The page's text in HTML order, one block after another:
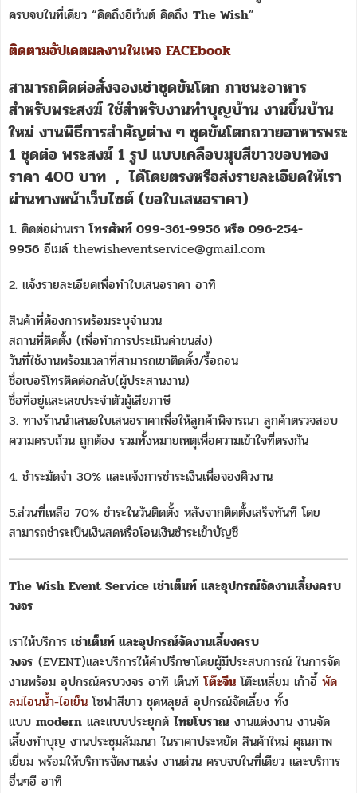
ครบจบในที่เดียว “คิดถึงอีเว้นต์ คิดถึง The Wish”
ติดตามอัปเดตผลงานในเพจ FACEbook
สามารถติดต่อสั่งจองเช่าชุดขันโตก ภาชนะอาหาร
สำหรับพระสงฆ์ ใช้สำหรับงานทำบุญบ้าน งานขึ้นบ้าน
ใหม่ งานพิธีการสำคัญต่าง ๆ ชุดขันโตกถวายอาหารพระ
1 ชุดต่อ พระสงฆ์ 1 รูป แบบเคลือบมุขสีขาวขอบทอง
ราคา 400 บาท , ได้โดยตรงหรือส่งรายละเอียดให้เรา
ผ่านทางหน้าเว็บไซต์ (ขอใบเสนอราคา)
1. ติดต่อผ่านเราโทรศัพท์ 099-361-9956 หรือ 096-254-
9956 อีเมล์ thewisheventservice@gmail.com
2. แจ้งรายละเอียดเพื่อทำใบเสนอราคา อาทิ
สินค้าที่ต้องการพร้อมระบุจำนวน
สถานที่ติดตั้ง (เพื่อทำการประเมินค่าขนส่ง)
วันที่ใช้งานพร้อมเวลาที่สามารถเขาติดตั้ง/รื้อถอน
ชื่อเบอร์โทรติดต่อกลับ(ผู้ประสานงาน)
ชื่อที่อยู่และเลขประจำตัวผู้เสียภาษี
3. ทางร้านนำเสนอใบเสนอราคาเพื่อให้ลูกค้าพิจารณา ลูกค้าตรวจสอบ
ความครบถ้วน ถูกต้อง รวมทั้งหมายเหตุเพื่อความเข้าใจที่ตรงกัน
4. ชำระมัดจำ 30% และแจ้งการชำระเงินเพื่อจองคิวงาน
5.ส่วนที่เหลือ 70% ชำระในวันติดตั้ง หลังจากติดตั้งเสร็จทันที โดย
สามารถชำระเป็นเงินสดหรือโอนเงินชำระเข้าบัญชี
The Wish Event Service เช่าเต็นท์ และอุปกรณ์จัดงานเลี้ยงครบ
วงจร
เราให้บริการ เช่าเต็นท์ และอุปกรณ์จัดงานเลี้ยงครบ
วงจร (EVENT)และบริการให้คำปรึกษาโดยผู้มีประสบการณ์ ในการจัด
งานพร้อม อุปกรณ์ครบวงจร อาทิ เต็นท์โต๊ะจีน โต๊ะเหลี่ยม เก้าอี้ พัด
ลมไอนน้ำ-ไอเย็น โซฟาสีขาว ชุดหลุยส์ อุปกรณ์จัดเลี้ยง ทั้ง
แบบ modern และแบบประยุกต์ไทยโบราณ งานแต่งงาน งานจัด
เลี้ยงทำบุญ งานประชุมสัมมนา ในราคาประหยัด สินค้าใหม่ คุณภาพ
เยี่ยม พร้อมให้บริการจัดงานเร่ง งานด่วน ครบจบในที่เดียว และบริการ
อื่นๆอี อาทิ